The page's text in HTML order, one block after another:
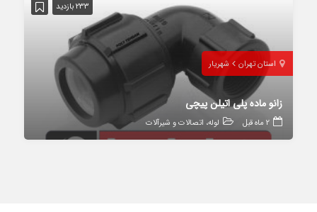
233 بازدید
استان تهران شهریار
زانو ماده پلی اتیلن پیچی
2 ماه قبل لوله، اتصالات و شیرآلات